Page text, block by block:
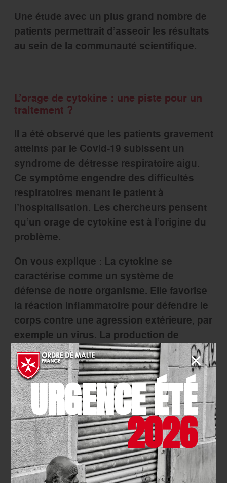
Une étude avec un plus grand nombre de
patients permettrait d’asseoir les résultats
au sein de la communauté scientifique.
L’orage de cytokine : une piste pour un
traitement ?
Il a été observé que les patients gravement
atteints par le Covid-19 subissent un
syndrome de détresse respiratoire aigu.
Ce symptôme engendre des difficultés
respiratoires menant le patient à
l’hospitalisation. Les chercheurs pensent
qu’un orage de cytokine est à l’origine du
problème.
On vous explique : La cytokine se
caractérise comme un système de
défense de notre organisme. Elle favorise
la réaction inflammatoire pour défendre le
corps contre une agression extérieure, par
exemple un virus. La production de
cytokines peut augmenter radicalement
chez les patients gravement touchés par
le Sars CoV-2. Il s’agit d’un orage de
cytokines.
En partant de ce postulat, des essais sont
menés par la société de biotechnologie
Abivax. Leur candidat médicament est le
ABX464, présenté par le Dr Eric Cua,
infectiologue au CHU de Nice. Il s’agit du
URGENCE ÉTÉ
2026